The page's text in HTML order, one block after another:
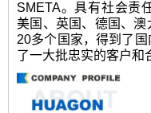
SMETA。具有社会责
美国、英国、德国、
20多个国家，得到了
了一大批忠实的客户和